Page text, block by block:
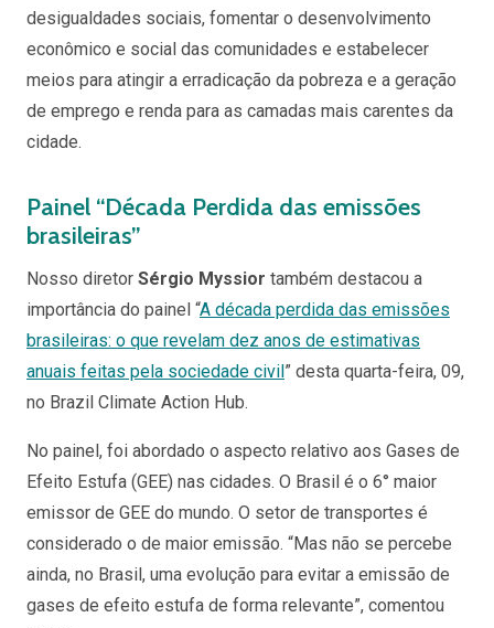
desigualdades sociais, fomentar o desenvolvimento
econômico e social das comunidades e estabelecer
meios para atingir a erradicação da pobreza e a geração
de emprego e renda para as camadas mais carentes da
cidade.
Painel “Década Perdida das emissões
brasileiras”
Nosso diretor Sérgio Myssior também destacou a
importância do painel “A década perdida das emissões
brasileiras: o que revelam dez anos de estimativas
anuais feitas pela sociedade civil ” desta quarta-feira, 09,
no Brazil Climate Action Hub.
No painel, foi abordado o aspecto relativo aos Gases de
Efeito Estufa (GEE) nas cidades. O Brasil é o 6° maior
emissor de GEE do mundo. O setor de transportes é
considerado o de maior emissão. “Mas não se percebe
ainda, no Brasil, uma evolução para evitar a emissão de
gases de efeito estufa de forma relevante”, comentou